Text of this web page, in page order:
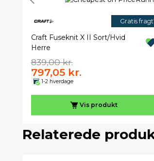
Gratis
Craft Fuseknit X II Sort/Hvid
Herre
839,00 kr.
797,05 kr.
1-2 hverdage
Vis produkt
Relaterede